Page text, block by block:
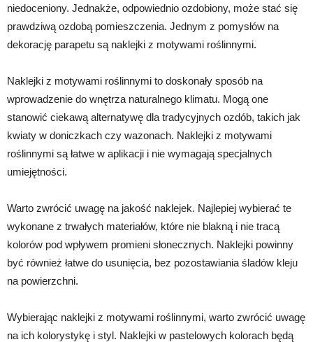
niedoceniony. Jednakże, odpowiednio ozdobiony, może stać się
prawdziwą ozdobą pomieszczenia. Jednym z pomysłów na
dekorację parapetu są naklejki z motywami roślinnymi.
Naklejki z motywami roślinnymi to doskonały sposób na
wprowadzenie do wnętrza naturalnego klimatu. Mogą one
stanowić ciekawą alternatywę dla tradycyjnych ozdób, takich jak
kwiaty w doniczkach czy wazonach. Naklejki z motywami
roślinnymi są łatwe w aplikacji i nie wymagają specjalnych
umiejętności.
Warto zwrócić uwagę na jakość naklejek. Najlepiej wybierać te
wykonane z trwałych materiałów, które nie blakną i nie tracą
kolorów pod wpływem promieni słonecznych. Naklejki powinny
być również łatwe do usunięcia, bez pozostawiania śladów kleju
na powierzchni.
Wybierając naklejki z motywami roślinnymi, warto zwrócić uwagę
na ich kolorystykę i styl. Naklejki w pastelowych kolorach będą